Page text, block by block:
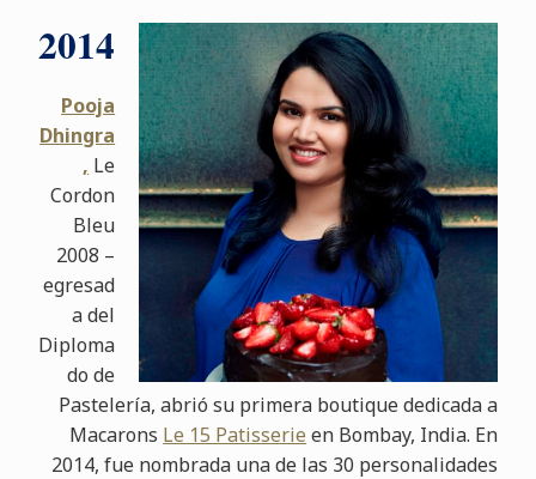
2014
Pooja
Dhingra
, Le
Cordon
Bleu
2008 –
egresad
a del
Diploma
do de
Pastelería, abrió su primera boutique dedicada a
Macarons Le 15 Patisserie en Bombay, India. En
2014, fue nombrada una de las 30 personalidades